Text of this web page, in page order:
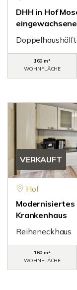
DHH in Hof
160 m²
WOHNFLÄCHE
VERKAUFT
Hof
Modernisiertes
Krankenhaus
Reiheneckhaus
160 m²
WOHNFLÄCHE